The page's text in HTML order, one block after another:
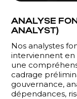
ANALYSE
ANALYST)
Nos analystes
interviennent en
une
cadrage
gouvernance,
dépendances,